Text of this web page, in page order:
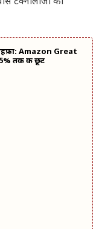
Amazon Great
तक की छूट